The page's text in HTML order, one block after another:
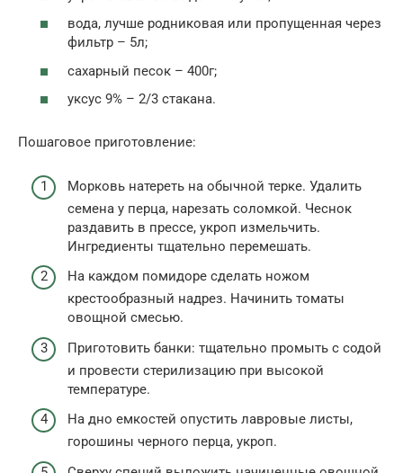
вода, лучше родниковая или пропущенная через
фильтр – 5л;
сахарный песок – 400г;
уксус 9% – 2/3 стакана.
Пошаговое приготовление:
Морковь натереть на обычной терке. Удалить
семена у перца, нарезать соломкой. Чеснок
раздавить в прессе, укроп измельчить.
Ингредиенты тщательно перемешать.
На каждом помидоре сделать ножом
крестообразный надрез. Начинить томаты
овощной смесью.
Приготовить банки: тщательно промыть с содой
и провести стерилизацию при высокой
температуре.
На дно емкостей опустить лавровые листы,
горошины черного перца, укроп.